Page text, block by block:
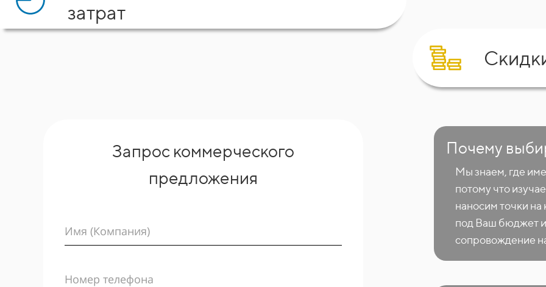
затрат
Запрос коммерческого
предложения
Имя (Компания)
Номер телефона
Почему
Мы знаем, где
потому что
наносим точки
под Ваш бюджет и
сопровождение